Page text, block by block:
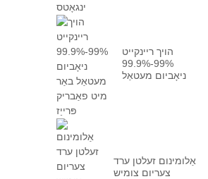
הויך ריינקייט
99%-99.9%
ניאָביום מעטאַל
אַלומינום זעלטן ערד
צעריום צומיש